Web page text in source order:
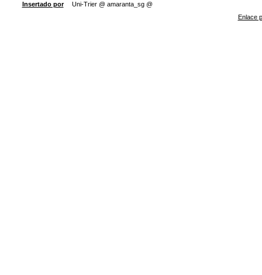
Insertado por
Uni-Trier @ amaranta_sg @
Enlace